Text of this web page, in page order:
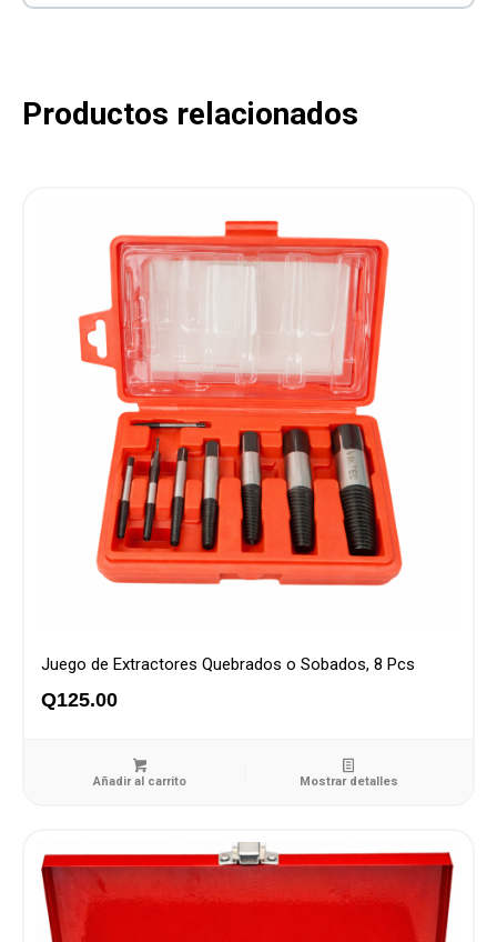
Productos relacionados
Juego de Extractores Quebrados o Sobados, 8 Pcs
Q125.00
Añadir al carrito Mostrar detalles